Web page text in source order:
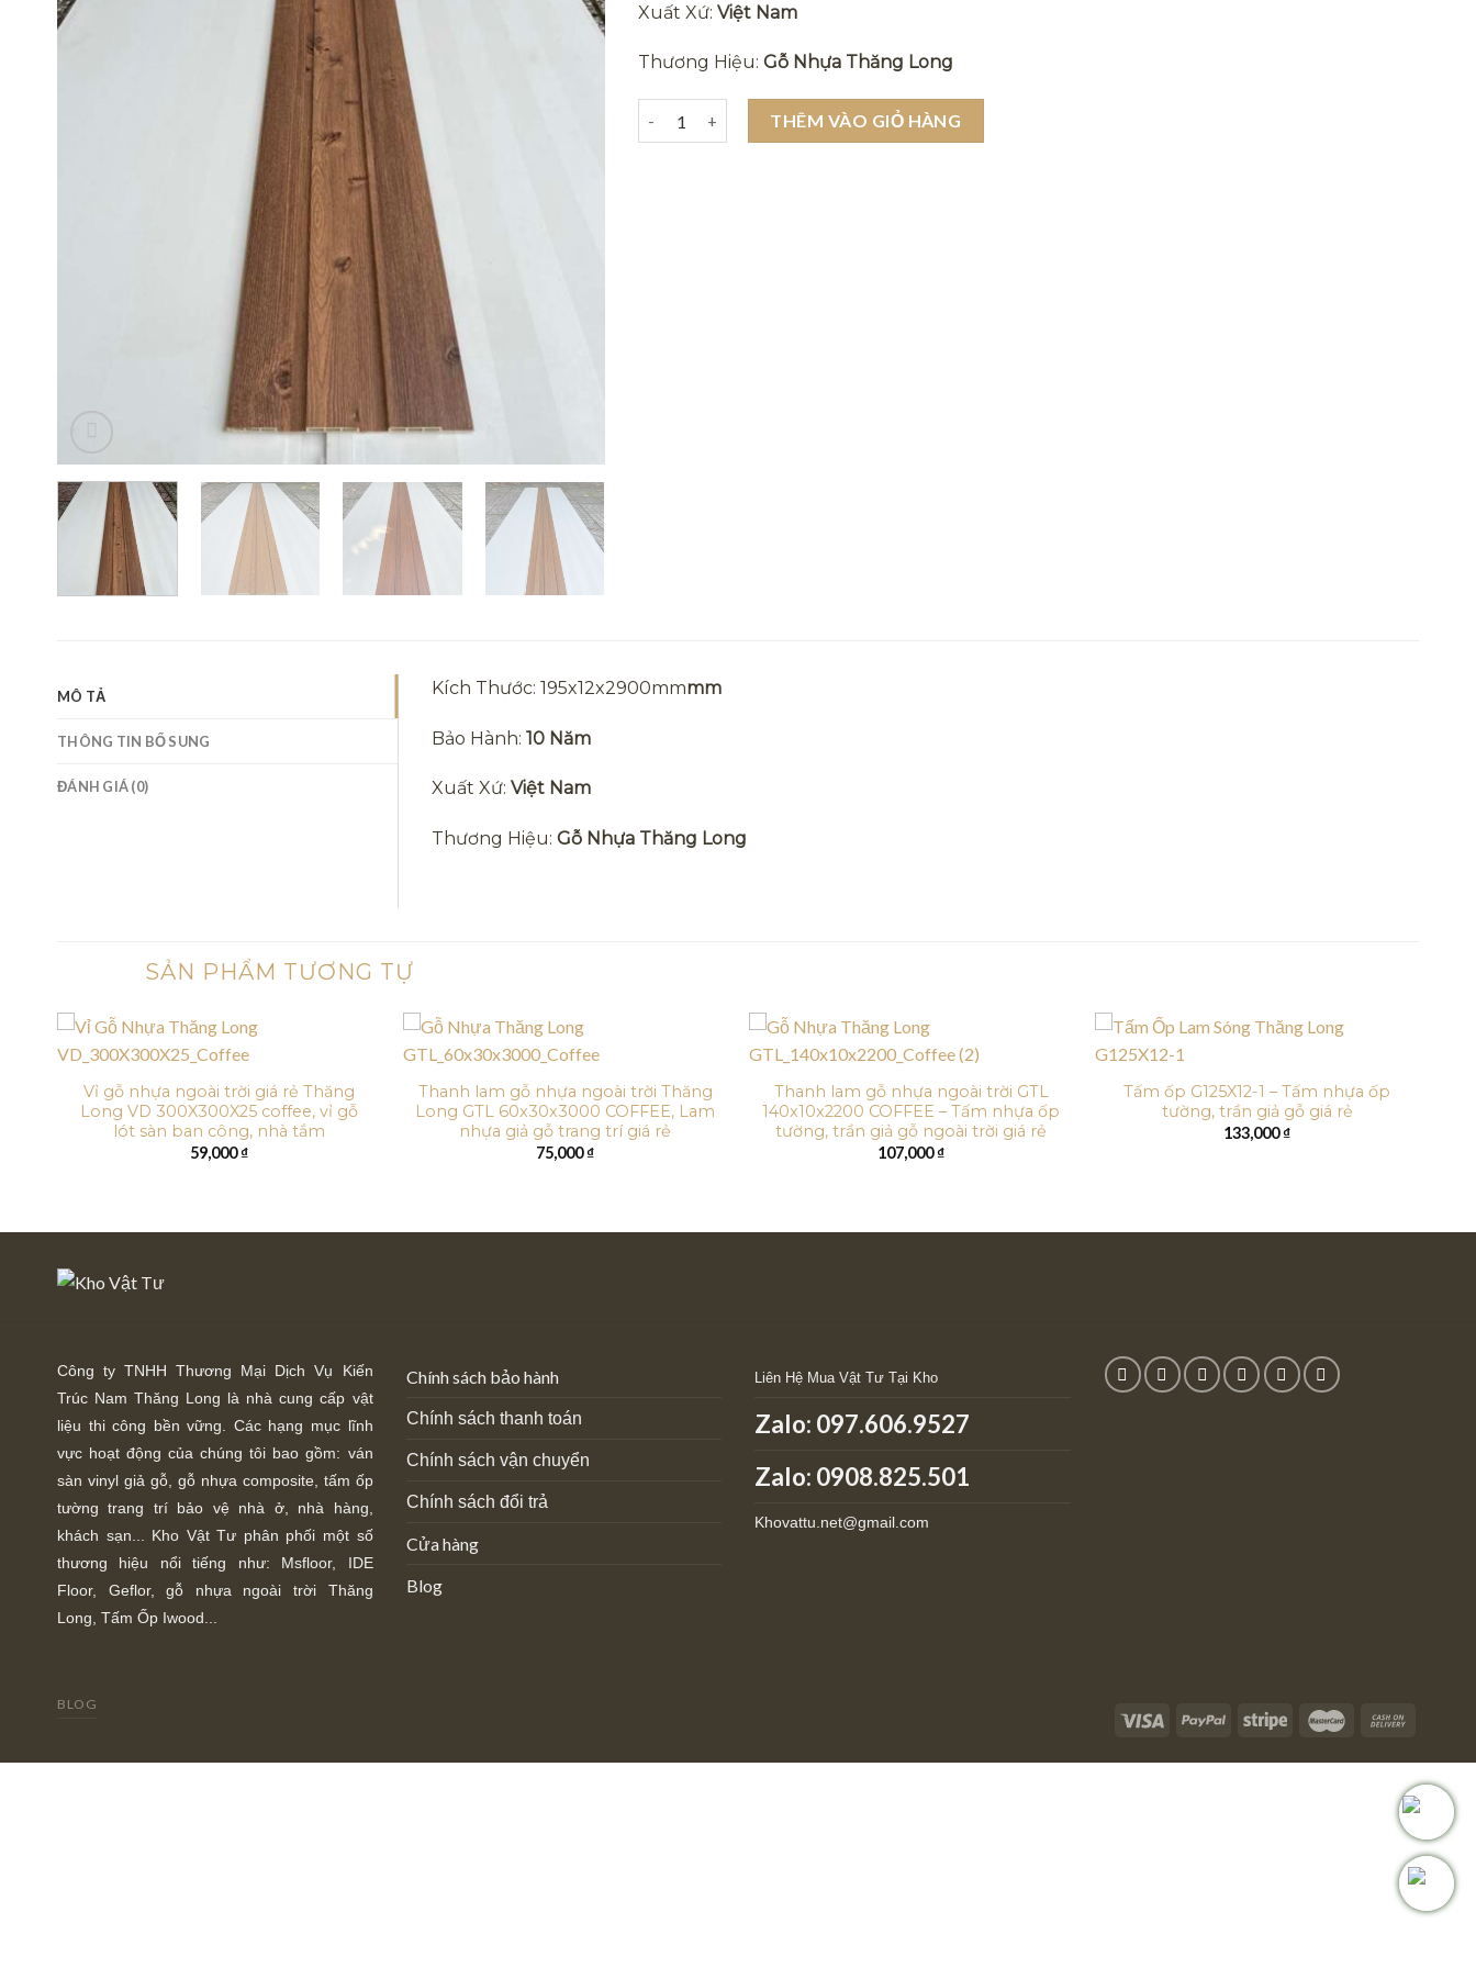
Xuất Xứ:Việt Nam
Thương Hiệu:Gỗ Nhựa Thăng Long
Tấm nhựa giả gỗ lam sóng ốp tường trần 195x12x2900mm kvt4 số lượng
THÊM VÀO GIỎ HÀNG
MÔ TẢ
THÔNG TIN BỔ SUNG
ĐÁNH GIÁ (0)
Kích Thước: 195x12x2900mmmm
Bảo Hành: 10 Năm
Xuất Xứ: Việt Nam
Thương Hiệu: Gỗ Nhựa Thăng Long
SẢN PHẨM TƯƠNG TỰ
Vỉ gỗ nhựa ngoài trời giá rẻ Thăng
Long VD 300X300X25 coffee, vỉ gỗ
lót sàn ban công, nhà tắm
59,000₫
Thanh lam gỗ nhựa ngoài trời Thăng
Long GTL 60x30x3000 COFFEE, Lam
nhựa giả gỗ trang trí giá rẻ
75,000₫
Thanh lam gỗ nhựa ngoài trời GTL
140x10x2200 COFFEE – Tấm nhựa ốp
tường, trần giả gỗ ngoài trời giá rẻ
107,000₫
Tấm ốp G125X12-1 – Tấm nhựa ốp
tường, trần giả gỗ giá rẻ
133,000₫
Công ty TNHH Thương Mại Dịch Vụ Kiến
Trúc Nam Thăng Long là nhà cung cấp vật
liệu thi công bền vững. Các hạng mục lĩnh
vực hoạt động của chúng tôi bao gồm: ván
sàn vinyl giả gỗ, gỗ nhựa composite, tấm ốp
tường trang trí bảo vệ nhà ở, nhà hàng,
khách sạn... Kho Vật Tư phân phối một số
thương hiệu nổi tiếng như: Msfloor, IDE
Floor, Geflor, gỗ nhựa ngoài trời Thăng
Long, Tấm Ốp Iwood...
Chính sách bảo hành
Chính sách thanh toán
Chính sách vận chuyển
Chính sách đổi trả
Cửa hàng
Blog
Liên Hệ Mua Vật Tư Tại Kho
Zalo: 097.606.9527
Zalo: 0908.825.501
Khovattu.net@gmail.com
BLOG